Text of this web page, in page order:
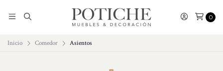
0
Inicio Comedor Asientos